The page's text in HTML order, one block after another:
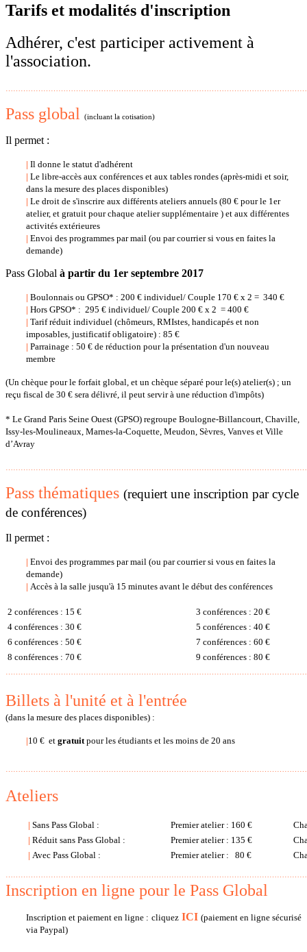
Tarifs et modalités d'inscription
Adhérer, c'est participer activement à
l'association.
Pass global (incluant la cotisation)
Il permet :
| Il donne le statut d'adhérent
| Le libre-accès aux conférences et aux tables rondes (après-midi et soir,
dans la mesure des places disponibles)
| Le droit de s'inscrire aux différents ateliers annuels (80 € pour le 1er
atelier, et gratuit pour chaque atelier supplémentaire ) et aux différentes
activités extérieures
| Envoi des programmes par mail (ou par courrier si vous en faites la
demande)
Pass Global à partir du 1er septembre 2017
| Boulonnais ou GPSO* : 200 € individuel/ Couple 170 € x 2 = 340 €
| Hors GPSO* : 295 € individuel/ Couple 200 € x 2 = 400 €
| Tarif réduit individuel (chômeurs, RMIstes, handicapés et non
imposables, justificatif obligatoire) : 85 €
| Parrainage : 50 € de réduction pour la présentation d'un nouveau
membre
(Un chèque pour le forfait global, et un chèque séparé pour le(s) atelier(s) ; un
reçu fiscal de 30 € sera délivré, il peut servir à une réduction d'impôts)
* Le Grand Paris Seine Ouest (GPSO) regroupe Boulogne-Billancourt, Chaville,
Issy-les-Moulineaux, Marnes-la-Coquette, Meudon, Sèvres, Vanves et Ville
d’Avray
Pass thématiques (requiert une inscription par cycle
de conférences)
Il permet :
| Envoi des programmes par mail (ou par courrier si vous en faites la
demande)
| Accès à la salle jusqu'à 15 minutes avant le début des conférences
2 conférences : 15 €
3 conférences : 20 €
4 conférences : 30 €
5 conférences : 40 €
6 conférences : 50 €
7 conférences : 60 €
8 conférences : 70 €
9 conférences : 80 €
Billets à l'unité et à l'entrée
(dans la mesure des places disponibles) :
|10 € et gratuit pour les étudiants et les moins de 20 ans
Ateliers
| Sans Pass Global : Premier atelier : 160 €
| Réduit sans Pass Global : Premier atelier : 135 €
| Avec Pass Global : Premier atelier : 80 €
Inscription en ligne pour le Pass Global
Inscription et paiement en ligne : cliquez ICI (paiement en ligne sécurisé
via Paypal)